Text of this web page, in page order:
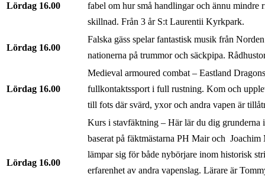
Lördag 16.00
fabel om hur små handlingar och ännu mindre
skillnad. Från 3 år S:t Laurentii Kyrkpark.
Lördag 16.00
Falska gäss spelar fantastisk musik från
nationerna på trummor och säckpipa.
Lördag 16.00
Medieval armoured combat – Eastland
fullkontaktssport i full rustning. Kom och
till fots där svärd, yxor och andra vapen är
Lördag 16.00
Kurs i stavfäktning – Här lär du dig grunderna i
baserat på fäktmästarna PH Mair och Joachim
lämpar sig för både nybörjare inom historisk
erfarenhet av andra vapenslag. Lärare är